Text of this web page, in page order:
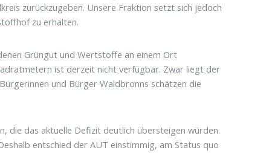
zurückzugeben. Unsere Fraktion setzt sich jedoch
zu erhalten.
Grüngut und Wertstoffe an einem Ort
ist derzeit nicht verfügbar. Zwar liegt der
und Bürger Waldbronns schätzen die
die das aktuelle Defizit deutlich übersteigen würden.
entschied der AUT einstimmig, am Status quo